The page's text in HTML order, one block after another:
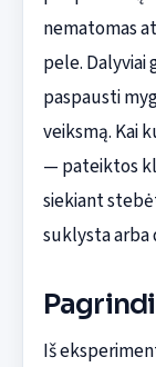
nematomas
pele.
paspausti
veiksmą. Kai
— pateiktos
siekiant
suklysta arba
Iš